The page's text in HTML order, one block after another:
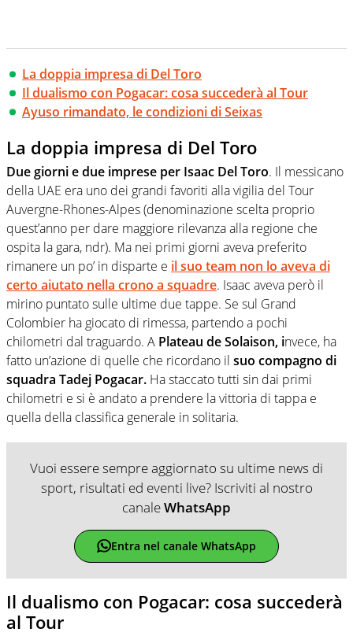
La doppia impresa di Del Toro
Il dualismo con Pogacar: cosa succederà al Tour
Ayuso rimandato, le condizioni di Seixas
La doppia impresa di Del Toro
Due giorni e due imprese per Isaac Del Toro. Il messicano
della UAE era uno dei grandi favoriti alla vigilia del Tour
Auvergne-Rhones-Alpes (denominazione scelta proprio
quest’anno per dare maggiore rilevanza alla regione che
ospita la gara, ndr). Ma nei primi giorni aveva preferito
rimanere un po’ in disparte e il suo team non lo aveva di
certo aiutato nella crono a squadre. Isaac aveva però il
mirino puntato sulle ultime due tappe. Se sul Grand
Colombier ha giocato di rimessa, partendo a pochi
chilometri dal traguardo. A Plateau de Solaison, invece, ha
fatto un’azione di quelle che ricordano il suo compagno di
squadra Tadej Pogacar. Ha staccato tutti sin dai primi
chilometri e si è andato a prendere la vittoria di tappa e
quella della classifica generale in solitaria.
Vuoi essere sempre aggiornato su ultime news di
sport, risultati ed eventi live? Iscriviti al nostro
canaleWhatsApp
Entra nel canale WhatsApp
Il dualismo con Pogacar: cosa succederà
al Tour